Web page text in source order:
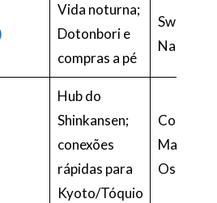
Vida noturna;
Dotonbori e
compras a pé
Swissôtel
Nankai
Hub do
Shinkansen;
conexões
rápidas para
Kyoto/Tóquio
Marriott
Osaka